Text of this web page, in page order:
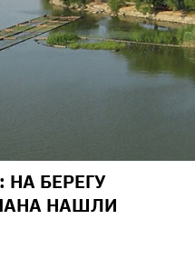
НА БЕРЕГУ
НАШЛИ